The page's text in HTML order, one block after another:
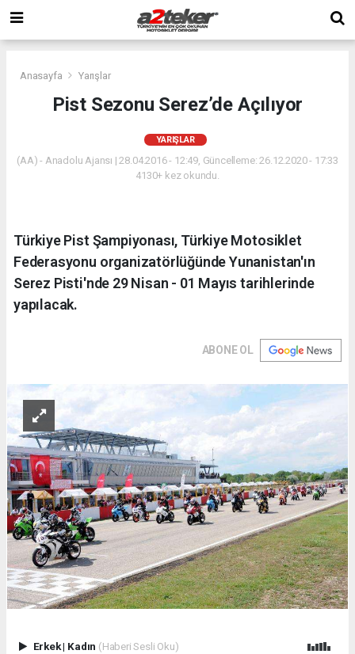
Anasayfa Yarışlar
Pist Sezonu Serez’de Açılıyor
YARIŞLAR
(AA) - Anadolu Ajansı | 28.04.2016 - 12:49, Güncelleme: 26.12.2020 - 17:33
4130+ kez okundu.
Türkiye Pist Şampiyonası, Türkiye Motosiklet
Federasyonu organizatörlüğünde Yunanistan'ın
Serez Pisti'nde 29 Nisan - 01 Mayıs tarihlerinde
yapılacak.
ABONE OL
Erkek| Kadın (Haberi Sesli Oku)